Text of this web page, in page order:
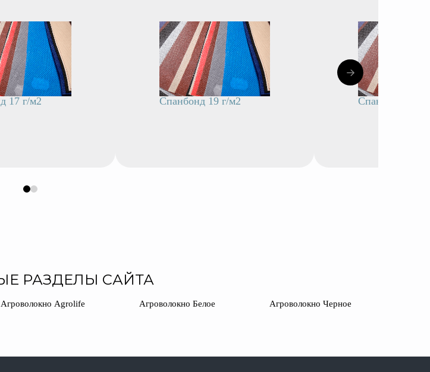
17 г/м2 Спанбонд 19 г/м2 Спанбонд 60
0 1
РАЗДЕЛЫ САЙТА
Агроволокно Agrolife Агроволокно Белое Агроволокно Черное